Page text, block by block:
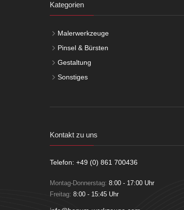
Kategorien
Malerwerkzeuge
Pinsel & Bürsten
Gestaltung
Sonstiges
Kontakt zu uns
Telefon: +49 (0) 861 700436
Montag-Donnerstag: 8:00 - 17:00 Uhr
Freitag: 8:00 - 15:45 Uhr